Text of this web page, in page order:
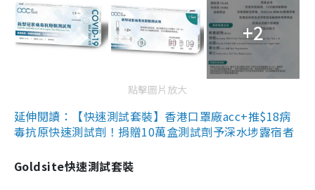
+2
點擊圖片放大
延伸閱讀：【快速測試套裝】香港口罩廠acc+推$18病
毒抗原快速測試劑！捐贈10萬盒測試劑予深水埗露宿者
Goldsite快速測試套裝